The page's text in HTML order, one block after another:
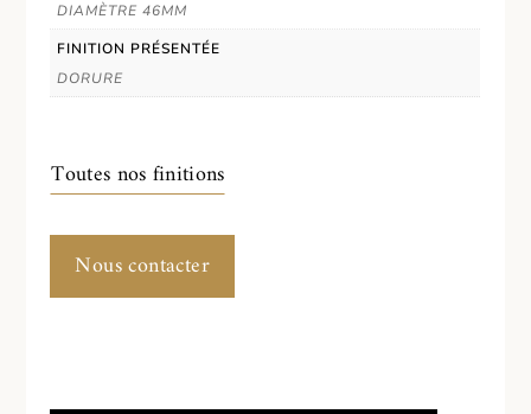
DIAMÈTRE 46MM
FINITION PRÉSENTÉE
DORURE
Toutes nos finitions
Nous contacter